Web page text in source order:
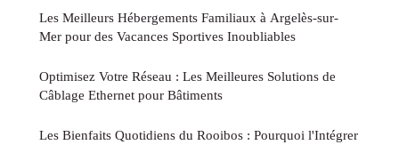
Les Meilleurs Hébergements Familiaux à Argelès-sur-
Mer pour des Vacances Sportives Inoubliables
Optimisez Votre Réseau : Les Meilleures Solutions de
Câblage Ethernet pour Bâtiments
Les Bienfaits Quotidiens du Rooibos : Pourquoi l'Intégrer